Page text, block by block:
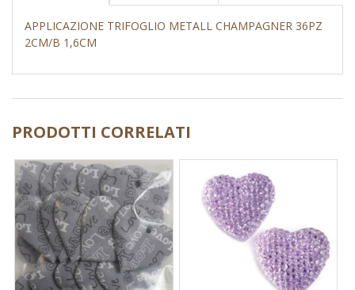
APPLICAZIONE TRIFOGLIO METALL CHAMPAGNER 36PZ
2CM/B 1,6CM
PRODOTTI CORRELATI